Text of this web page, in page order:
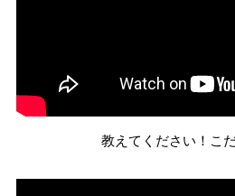
教えてください！こ